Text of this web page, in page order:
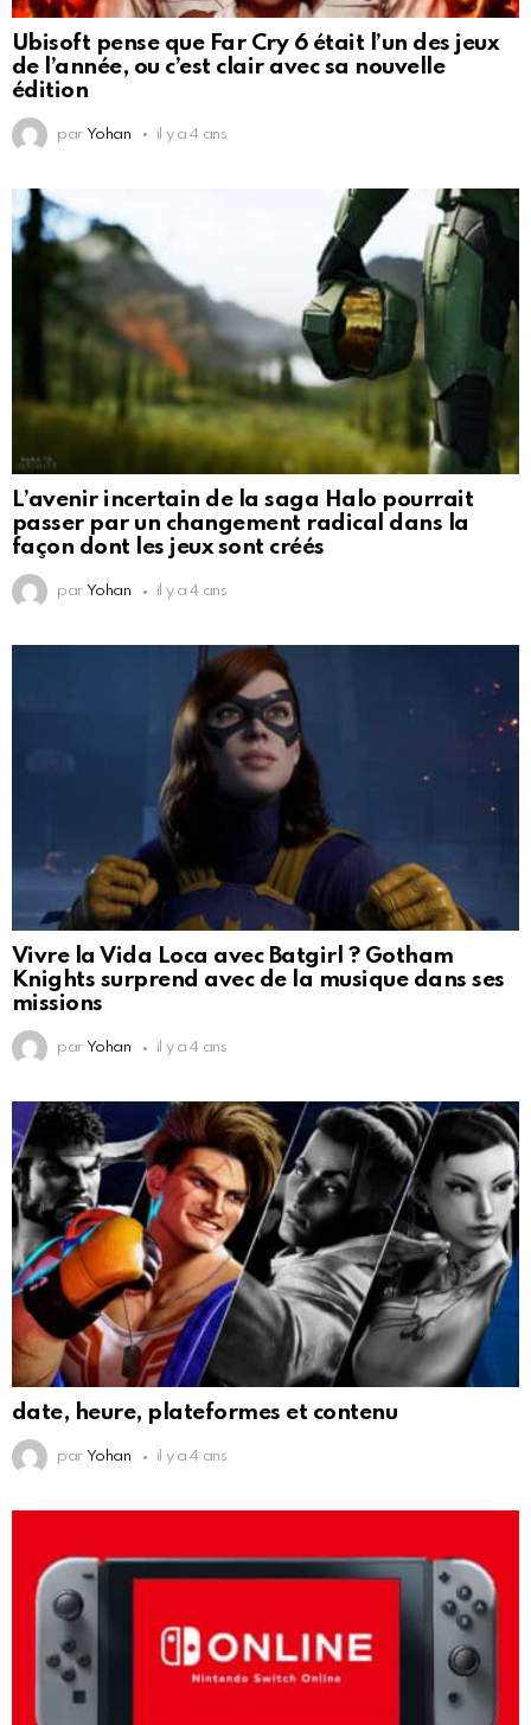
Ubisoft pense que Far Cry 6 était l’un des jeux
de l’année, ou c’est clair avec sa nouvelle
édition
par Yohan il y a 4 ans
L’avenir incertain de la saga Halo pourrait
passer par un changement radical dans la
façon dont les jeux sont créés
par Yohan il y a 4 ans
Vivre la Vida Loca avec Batgirl ? Gotham
Knights surprend avec de la musique dans ses
missions
par Yohan il y a 4 ans
date, heure, plateformes et contenu
par Yohan il y a 4 ans